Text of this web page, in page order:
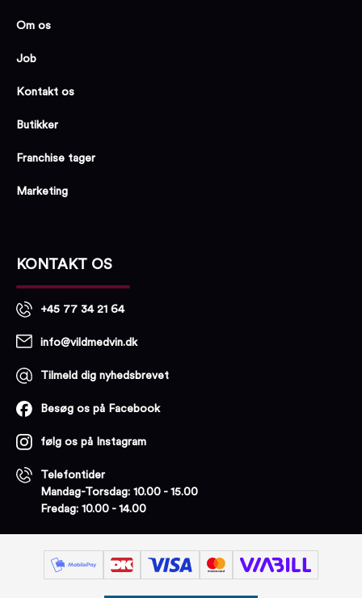
Om os
Job
Kontakt os
Butikker
Franchise tager
Marketing
KONTAKT OS
+45 77 34 21 64
info@vildmedvin.dk
Tilmeld dig nyhedsbrevet
Besøg os på Facebook
følg os på Instagram
Telefontider
Mandag-Torsdag: 10.00 - 15.00
Fredag: 10.00 - 14.00